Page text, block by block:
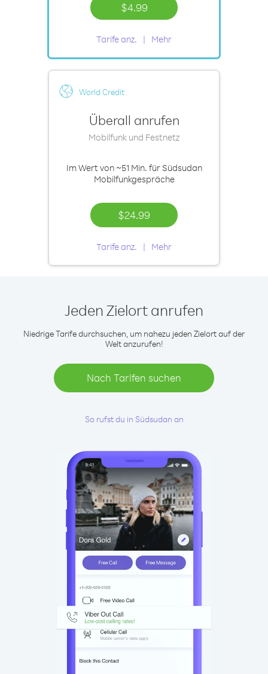
$4.99
Tarife anz. Mehr
World Credit
Überall anrufen
Mobilfunk und Festnetz
Im Wert von ~51 Min. für Südsudan
Mobilfunkgespräche
$24.99
Tarife anz. Mehr
Jeden Zielort anrufen
Niedrige Tarife durchsuchen, um nahezu jeden Zielort auf der
Welt anzurufen!
Nach Tarifen suchen
So rufst du in Südsudan an